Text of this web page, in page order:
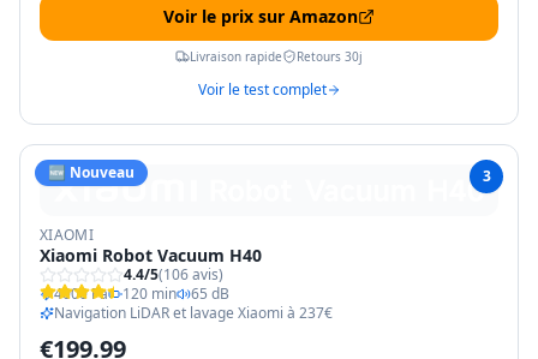
Voir le prix sur Amazon
Livraison rapide Retours 30j
Voir le test complet
🆕 Nouveau 3
XIAOMI
Xiaomi Robot Vacuum H40
4.4/5(106avis)
4000 Pa
120 min
65 dB
Navigation LiDAR et lavage Xiaomi à 237€
€199.99